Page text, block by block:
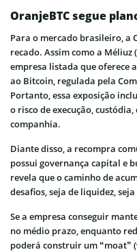
OranjeBTC segue
Para o mercado brasileiro, a
recado. Assim como a Méliuz
empresa listada que oferece
ao Bitcoin, regulada pela
Portanto, essa exposição
o risco de execução,
companhia.
Diante disso, a recompra
possui governança capital e
revela que o caminho de
desafios, seja de liquidez,
Se a empresa conseguir
no médio prazo, enquanto
poderá construir um “moat”